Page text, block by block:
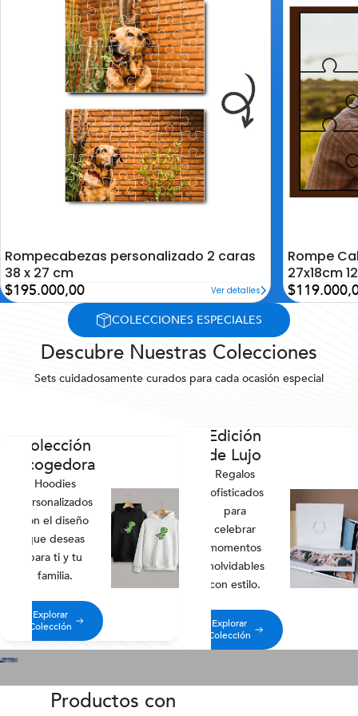
Rompecabezas personalizado 2 caras
38 x 27 cm
Precio
de
$195.000,00 Ver detalles
la
deseos
Rompe
27x18cm
Precio
de
oferta
COLECCIONES ESPECIALES
Descubre Nuestras Colecciones
Sets cuidadosamente curados para cada ocasión especial
Colección
Acogedora
Hoodies
personalizados
con el diseño
que deseas
para ti y tu
familia.
Explorar
Colección
Edición
de Lujo
Regalos
sofisticados
para
celebrar
momentos
inolvidables
con estilo.
Explorar
Colección
Productos con